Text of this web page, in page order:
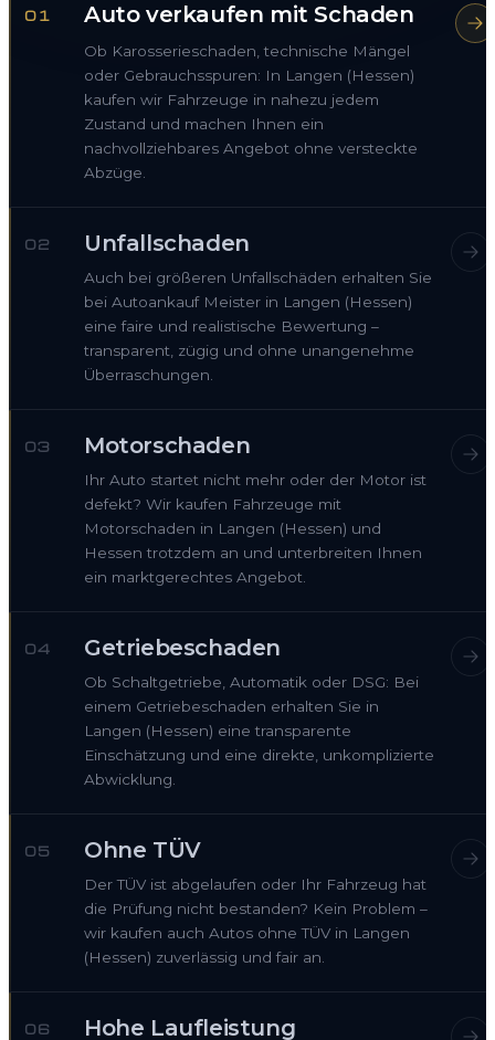
01 Auto verkaufen mit Schaden
Ob Karosserieschaden, technische Mängel
oder Gebrauchsspuren: In Langen (Hessen)
kaufen wir Fahrzeuge in nahezu jedem
Zustand und machen Ihnen ein
nachvollziehbares Angebot ohne versteckte
Abzüge.
02 Unfallschaden
Auch bei größeren Unfallschäden erhalten Sie
bei Autoankauf Meister in Langen (Hessen)
eine faire und realistische Bewertung –
transparent, zügig und ohne unangenehme
Überraschungen.
03 Motorschaden
Ihr Auto startet nicht mehr oder der Motor ist
defekt? Wir kaufen Fahrzeuge mit
Motorschaden in Langen (Hessen) und
Hessen trotzdem an und unterbreiten Ihnen
ein marktgerechtes Angebot.
04 Getriebeschaden
Ob Schaltgetriebe, Automatik oder DSG: Bei
einem Getriebeschaden erhalten Sie in
Langen (Hessen) eine transparente
Einschätzung und eine direkte, unkomplizierte
Abwicklung.
05 Ohne TÜV
Der TÜV ist abgelaufen oder Ihr Fahrzeug hat
die Prüfung nicht bestanden? Kein Problem –
wir kaufen auch Autos ohne TÜV in Langen
(Hessen) zuverlässig und fair an.
06 Hohe Laufleistung